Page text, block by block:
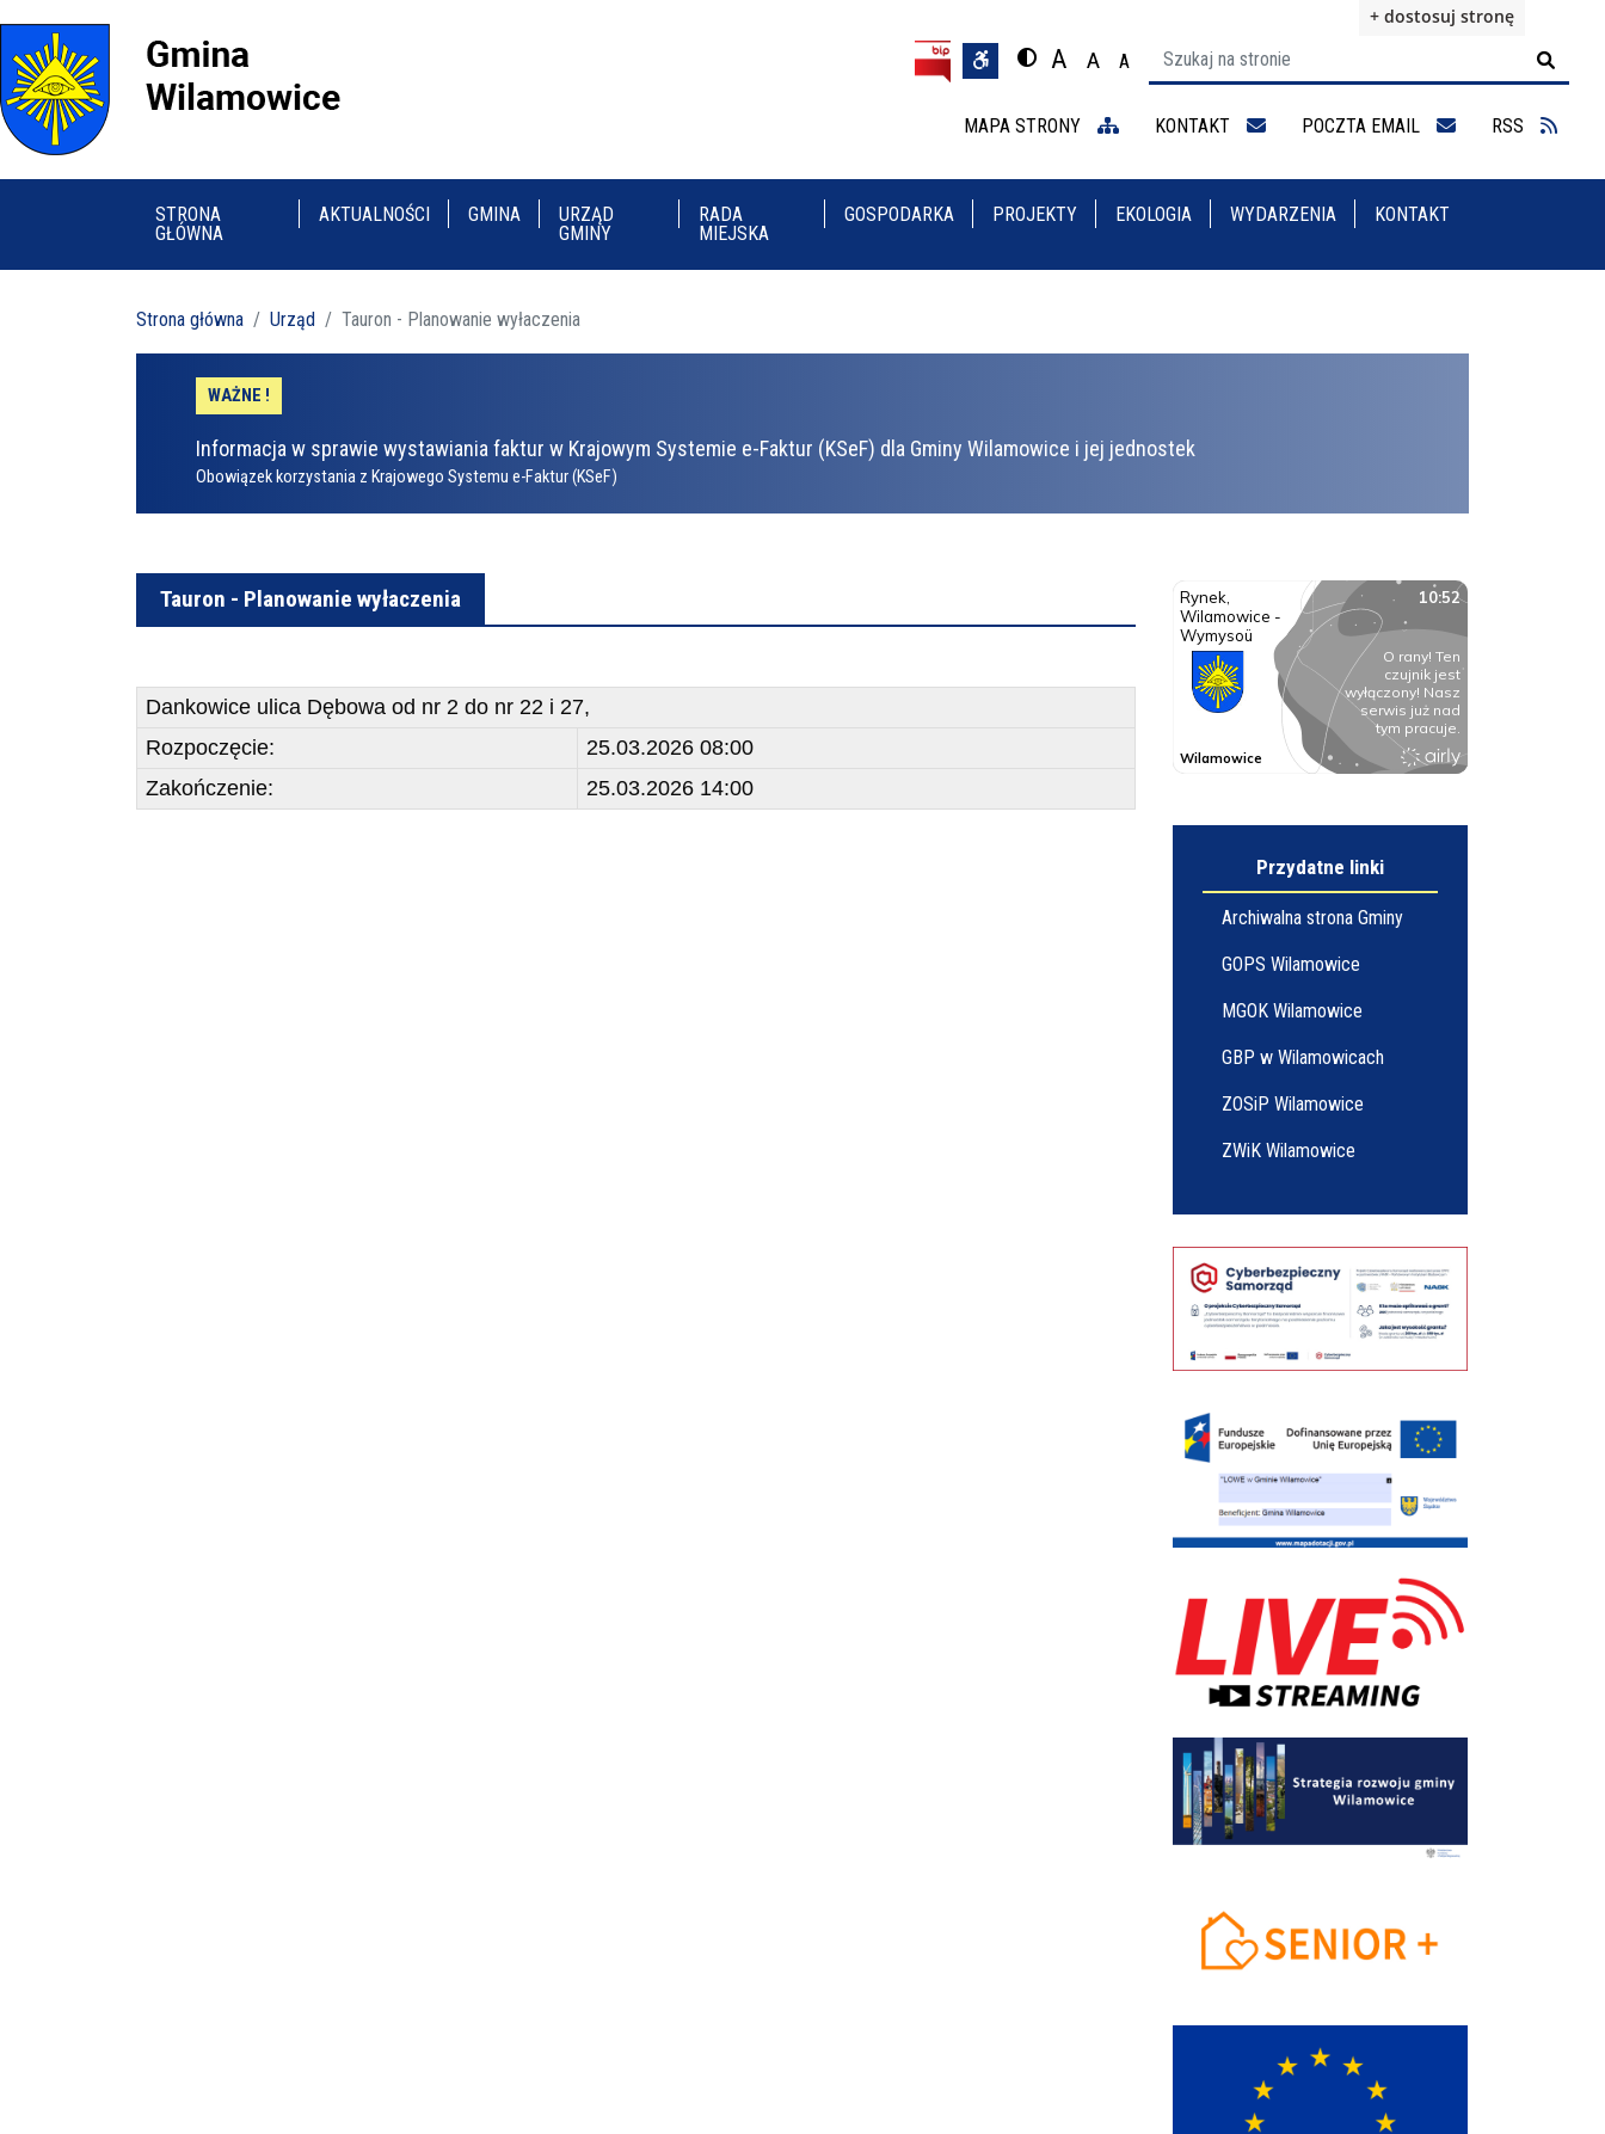
+ dostosuj stronę
Przełącz na motyw wysokiej widoczności
A
A
Ustaw rozmiar czcionki na 125%
A
Ustaw rozmiar czcionki na 100%

MAPA STRONY KONTAKT POCZTA EMAIL RSS
STRONA
GŁÓWNA
AKTUALNOŚCI GMINA
URZĄD
GMINY
RADA
MIEJSKA
GOSPODARKA PROJEKTY EKOLOGIA WYDARZENIA KONTAKT
Strona główna Urząd Tauron - Planowanie wyłaczenia
WAŻNE !
Informacja w sprawie wystawiania faktur w Krajowym Systemie e-Faktur (KSeF) dla Gminy Wilamowice i jej jednostek
Obowiązek korzystania z Krajowego Systemu e-Faktur (KSeF)
Tauron - Planowanie wyłaczenia
Dankowice ulica Dębowa od nr 2 do nr 22 i 27,
Rozpoczęcie:
25.03.2026 08:00
Zakończenie:
25.03.2026 14:00
Przydatne linki
Archiwalna strona Gminy
GOPS Wilamowice
MGOK Wilamowice
GBP w Wilamowicach
ZOSiP Wilamowice
ZWiK Wilamowice